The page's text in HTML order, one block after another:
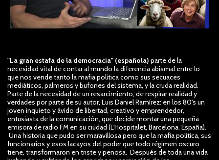
"La gran estafa de la democracia" (española) parte de la
necesidad vital de contar al mundo la diferencia abismal entre lo
que nos vende tanto la mafia política como sus secuaces
mediáticos, palmeros y bufones del sistema, y la cruda realidad.
Parte de la necesidad de un resarcimiento, de respirar realidad y
verdades por parte de su autor, Luis Daniel Ramírez: en los 80's un
joven inquieto y ávido de libertad, creativo y emprendedor,
entusiasta de la comunicación, que decide montar una pequeña
emisora de radio FM en su ciudad (L'Hospitalet, Barcelona, España).
Una historia que pudo ser maravillosa pero que la mafia política, sus
funcionarios y esos lacayos del poder que todo régimen oscuro
tiene, transformaron en triste y penosa. Después de toda una vida